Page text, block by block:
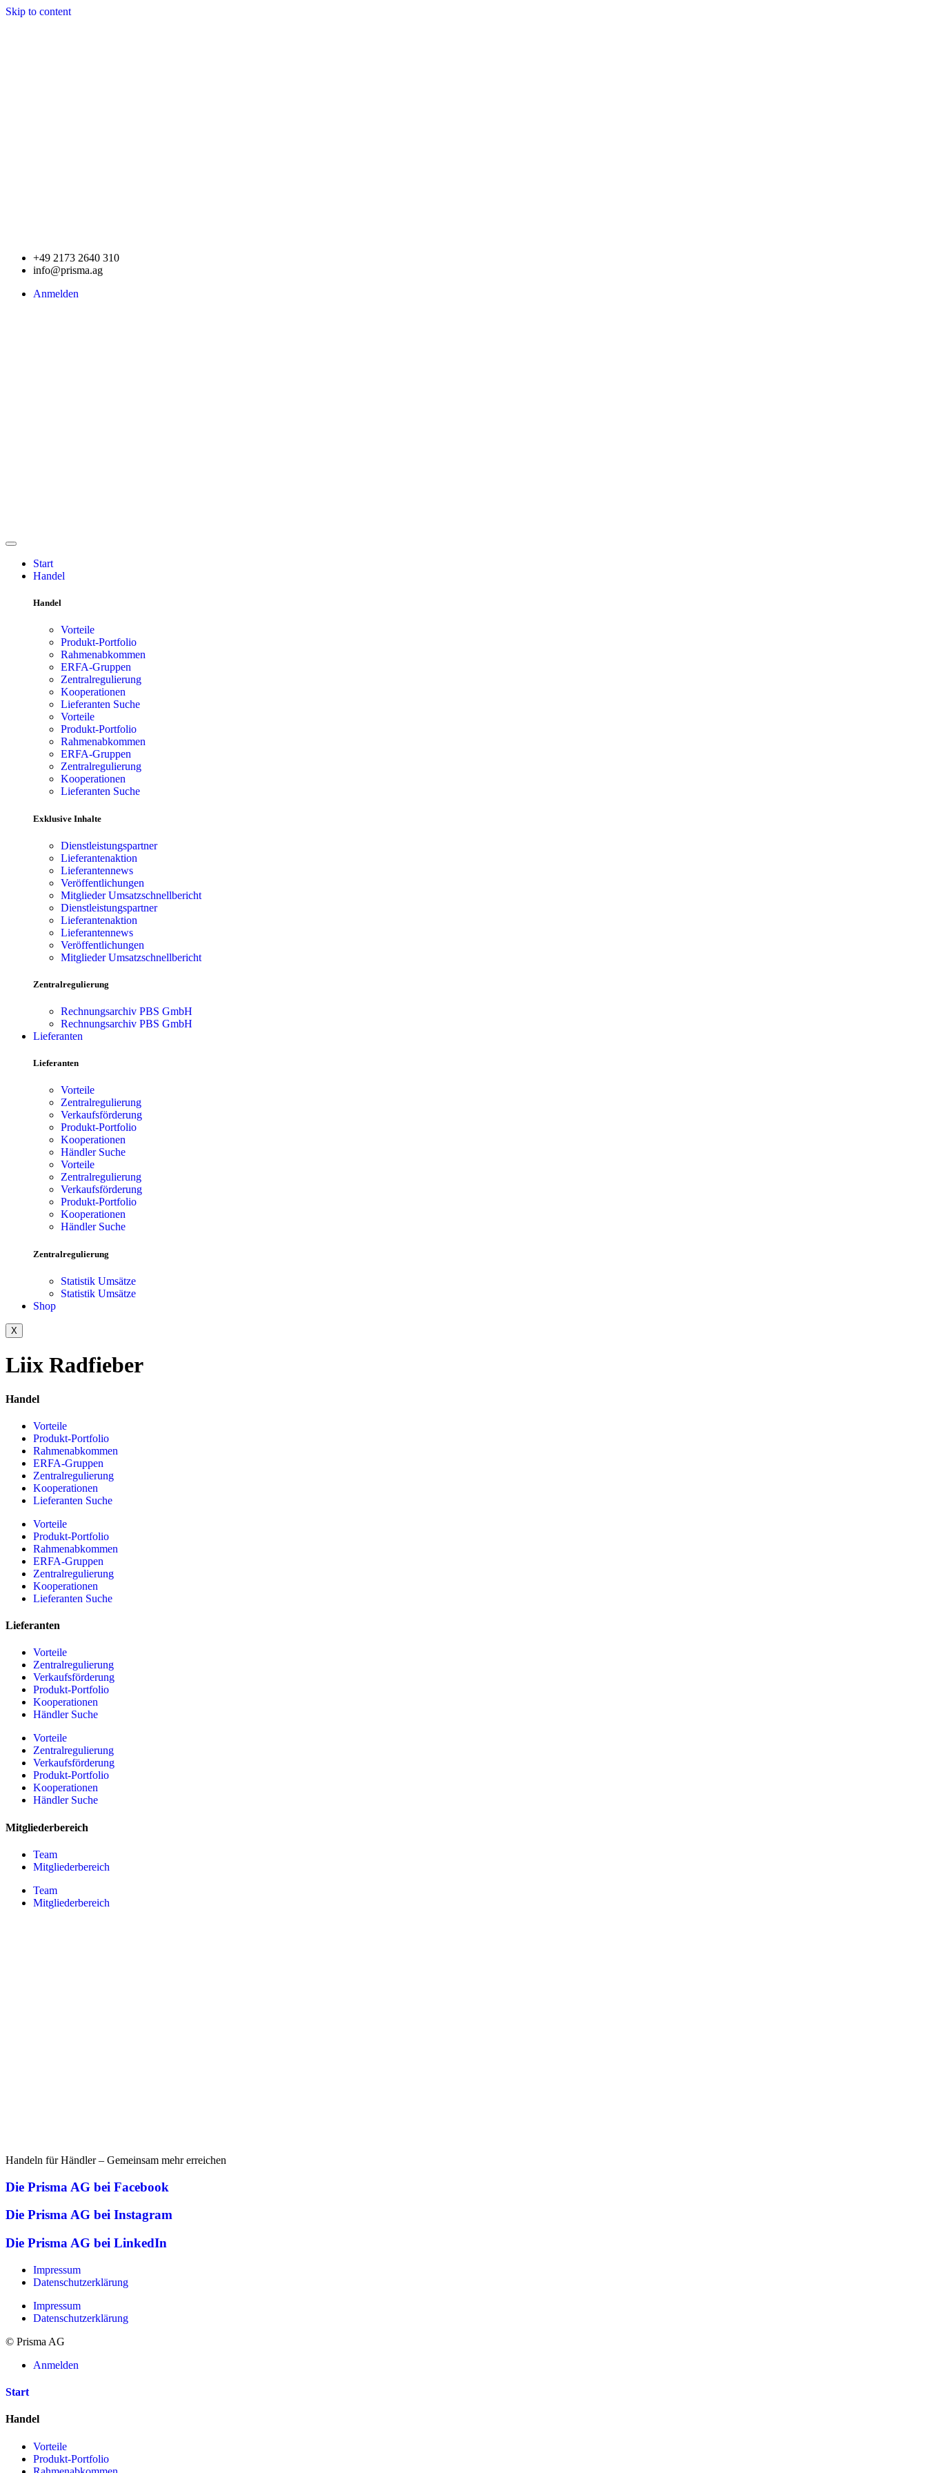
Skip to content
+49 2173 2640 310
info@prisma.ag
Anmelden
Start
Handel
Handel
Vorteile
Produkt-Portfolio
Rahmenabkommen
ERFA-Gruppen
Zentralregulierung
Kooperationen
Lieferanten Suche
Vorteile
Produkt-Portfolio
Rahmenabkommen
ERFA-Gruppen
Zentralregulierung
Kooperationen
Lieferanten Suche
Exklusive Inhalte
Dienstleistungspartner
Lieferantenaktion
Lieferantennews
Veröffentlichungen
Mitglieder Umsatzschnellbericht
Dienstleistungspartner
Lieferantenaktion
Lieferantennews
Veröffentlichungen
Mitglieder Umsatzschnellbericht
Zentralregulierung
Rechnungsarchiv PBS GmbH
Rechnungsarchiv PBS GmbH
Lieferanten
Lieferanten
Vorteile
Zentralregulierung
Verkaufsförderung
Produkt-Portfolio
Kooperationen
Händler Suche
Vorteile
Zentralregulierung
Verkaufsförderung
Produkt-Portfolio
Kooperationen
Händler Suche
Zentralregulierung
Statistik Umsätze
Statistik Umsätze
Shop
X
Liix Radfieber
Handel
Vorteile
Produkt-Portfolio
Rahmenabkommen
ERFA-Gruppen
Zentralregulierung
Kooperationen
Lieferanten Suche
Vorteile
Produkt-Portfolio
Rahmenabkommen
ERFA-Gruppen
Zentralregulierung
Kooperationen
Lieferanten Suche
Lieferanten
Vorteile
Zentralregulierung
Verkaufsförderung
Produkt-Portfolio
Kooperationen
Händler Suche
Vorteile
Zentralregulierung
Verkaufsförderung
Produkt-Portfolio
Kooperationen
Händler Suche
Mitgliederbereich
Team
Mitgliederbereich
Team
Mitgliederbereich
Handeln für Händler – Gemeinsam mehr erreichen
Die Prisma AG bei Facebook
Die Prisma AG bei Instagram
Die Prisma AG bei LinkedIn
Impressum
Datenschutzerklärung
Impressum
Datenschutzerklärung
© Prisma AG
Anmelden
Start
Handel
Vorteile
Produkt-Portfolio